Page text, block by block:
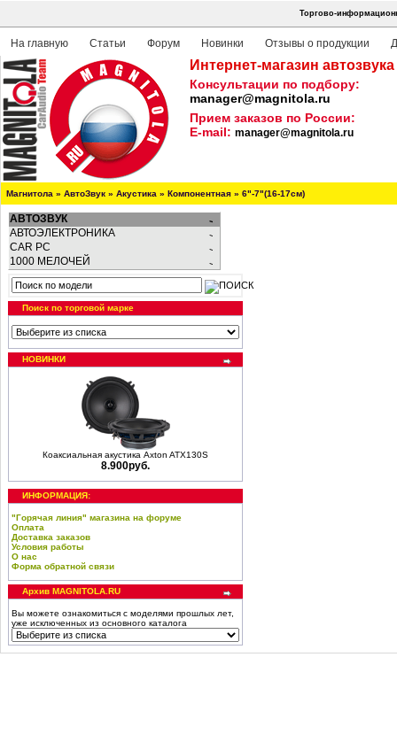
Торгово-
На главную Статьи Форум Новинки Отзывы о продукции
Интернет-магазин
Консультации по подбору:
manager@magnitola.ru
Прием заказов по России:
E-mail: manager@magnitola.ru
Магнитола » АвтоЗвук » Акустика » Компонентная » 6"-7"(16-17см)
АВТОЗВУК
АВТОЭЛЕКТРОНИКА
CAR PC
1000 МЕЛОЧЕЙ
Поиск по торговой марке
НОВИНКИ
Коаксиальная акустика Axton ATX130S
8.900руб.
ИНФОРМАЦИЯ:
"Горячая линия" магазина на форуме
Оплата
Доставка заказов
Условия работы
О нас
Форма обратной связи
Архив MAGNITOLA.RU
Вы можете ознакомиться с моделями прошлых лет,
уже исключенных из основного каталога